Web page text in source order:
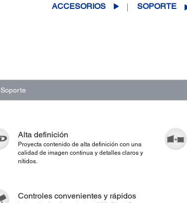
ACCESORIOS
SOPORTE
Soporte
Alta definición
Proyecta contenido de alta definición con una
calidad de imagen continua y detalles claros y
nítidos.
Controles convenientes y rápidos